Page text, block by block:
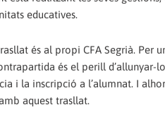
educatives.
és al propi CFA Segrià. Per
és el perill
i la inscripció a l’alumnat. I
aquest trasllat.